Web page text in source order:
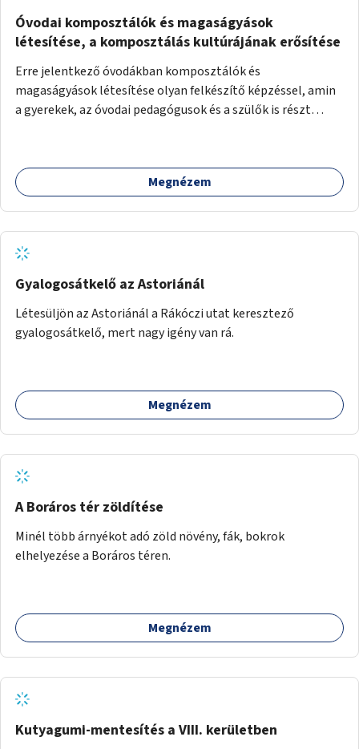
Óvodai komposztálók és magaságyások
létesítése, a komposztálás kultúrájának erősítése
Erre jelentkező óvodákban komposztálók és
magaságyások létesítése olyan felkészítő képzéssel, amin
a gyerekek, az óvodai pedagógusok és a szülők is részt
Megnézem
Gyalogosátkelő az Astoriánál
Létesüljön az Astoriánál a Rákóczi utat keresztező
gyalogosátkelő, mert nagy igény van rá.
Megnézem
A Boráros tér zöldítése
Minél több árnyékot adó zöld növény, fák, bokrok
elhelyezése a Boráros téren.
Megnézem
Kutyagumi-mentesítés a VIII. kerületben